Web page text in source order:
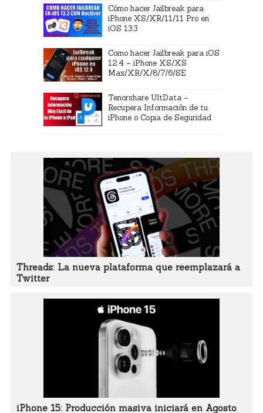
Cómo hacer Jailbreak para
iPhone XS/XR/11/11 Pro en
iOS 13.3
Como hacer Jailbreak para iOS
12.4 – iPhone XS/XS
Max/XR/X/8/7/6/SE
Tenorshare UltData –
Recupera Información de tu
iPhone o Copia de Seguridad
Threads: La nueva plataforma que reemplazará a
Twitter
iPhone 15: Producción masiva iniciará en Agosto